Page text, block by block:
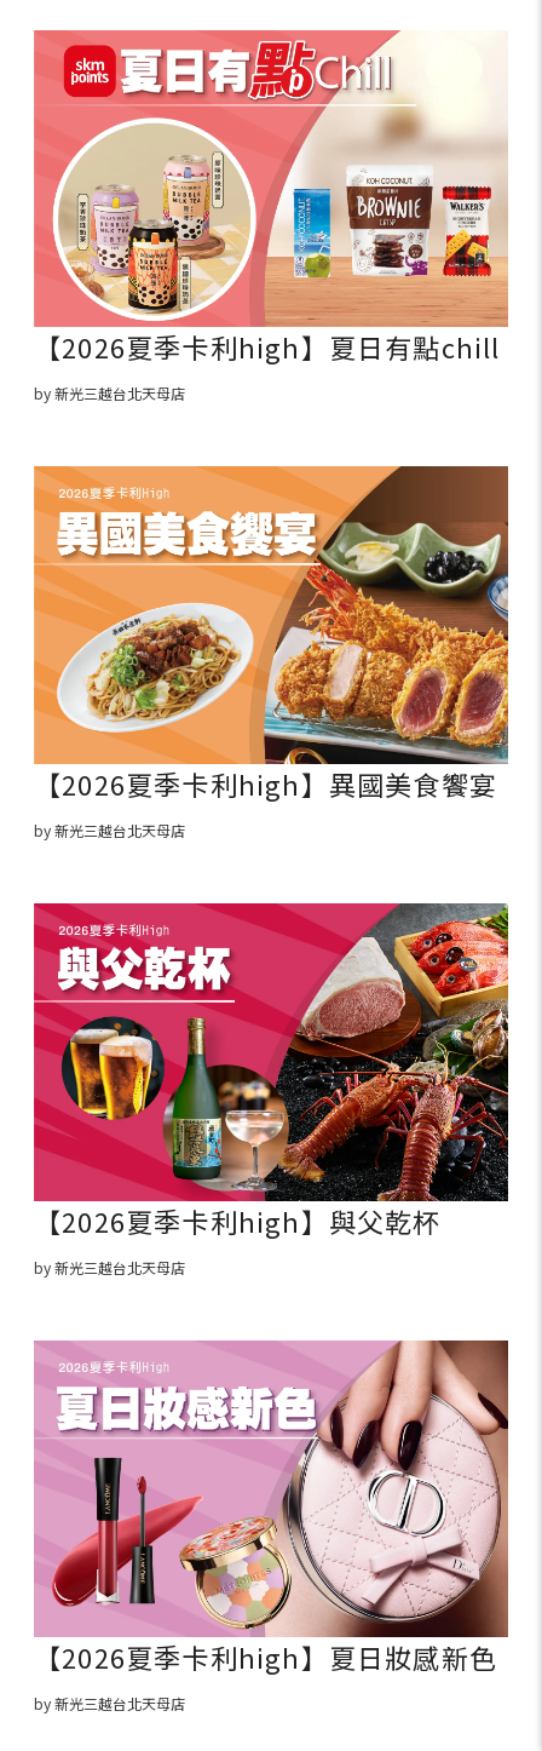
【2026夏季卡利high】夏日有點chill
by 新光三越台北天母店
【2026夏季卡利high】異國美食饗宴
by 新光三越台北天母店
【2026夏季卡利high】與父乾杯
by 新光三越台北天母店
【2026夏季卡利high】夏日妝感新色
by 新光三越台北天母店